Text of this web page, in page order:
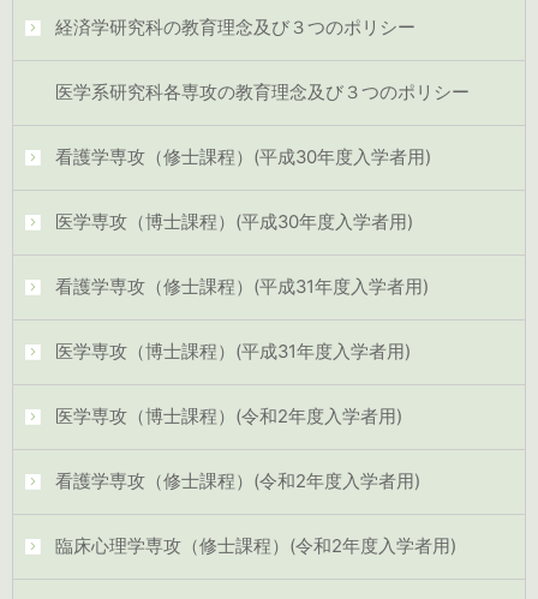
経済学研究科の教育理念及び３つのポリシー
医学系研究科各専攻の教育理念及び３つのポリシー
看護学専攻（修士課程）(平成30年度入学者用)
医学専攻（博士課程）(平成30年度入学者用)
看護学専攻（修士課程）(平成31年度入学者用)
医学専攻（博士課程）(平成31年度入学者用)
医学専攻（博士課程）(令和2年度入学者用)
看護学専攻（修士課程）(令和2年度入学者用)
臨床心理学専攻（修士課程）(令和2年度入学者用)